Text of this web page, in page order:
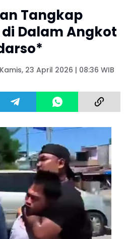
Tangkap
Dalam Angkot
Kamis, 23 April 2026 | 08:36 WIB